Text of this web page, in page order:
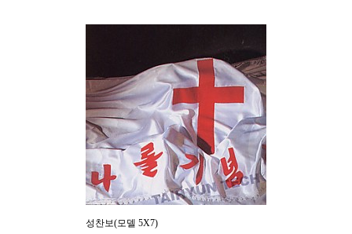
성찬보(모델 5X7)